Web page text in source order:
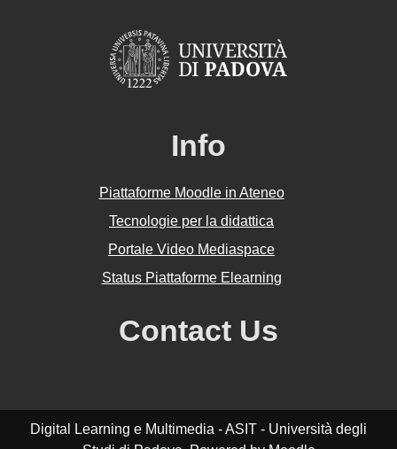
Info
Piattaforme Moodle in Ateneo
Tecnologie per la didattica
Portale Video Mediaspace
Status Piattaforme Elearning
Contact Us
Digital Learning e Multimedia - ASIT - Università degli